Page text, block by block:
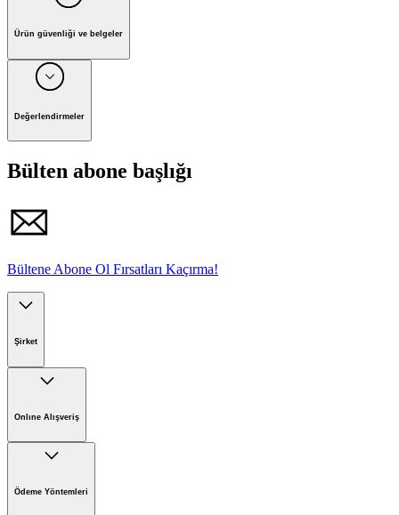
Ürün güvenliği ve belgeler
Üretici: Alfred Kärcher Vertriebs-GmbH, Posta Kutusu 800,
Lütfen kullanım kılavuzundaki uyarıları ve güvenlik
Değerlendirmeler
Bülten abone başlığı
Bültene Abone Ol Fırsatları Kaçırma!
Şirket
Kärcher'de Kariyer
Kärcher Hakkında
Onlıne Alışveriş
Online Satış İade Formu
Ödeme Yöntemleri